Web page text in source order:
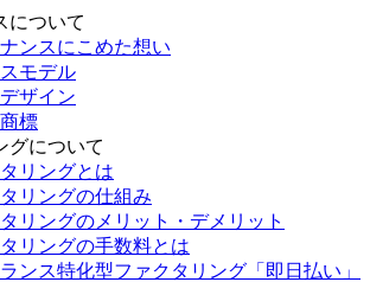
について
ンスにこめた想い
モデル
ザイン
標
グについて
リングとは
リングの仕組み
リングのメリット・デメリット
リングの手数料とは
ンス特化型ファクタリング「即日払い」